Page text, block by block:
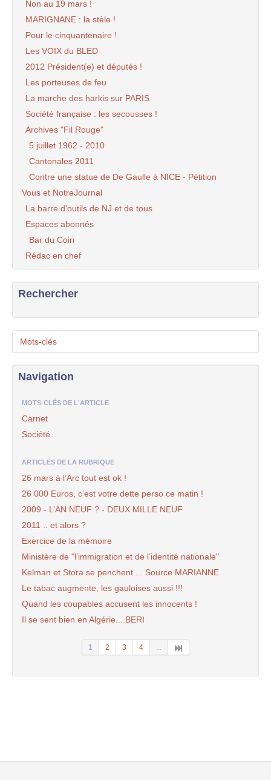
Non au 19 mars !
MARIGNANE : la stèle !
Pour le cinquantenaire !
Les VOIX du BLED
2012 Président(e) et députés !
Les porteuses de feu
La marche des harkis sur PARIS
Société française : les secousses !
Archives "Fil Rouge"
5 juillet 1962 - 2010
Cantonales 2011
Contre une statue de De Gaulle à NICE - Pétition
Vous et NotreJournal
La barre d’outils de NJ et de tous
Espaces abonnés
Bar du Coin
Rédac en chef
Rechercher
Mots-clés
Navigation
MOTS-CLÉS DE L'ARTICLE
Carnet
Société
ARTICLES DE LA RUBRIQUE
26 mars à l’Arc tout est ok !
26 000 Euros, c’est votre dette perso ce matin !
2009 - L’AN NEUF ? - DEUX MILLE NEUF
2011 .. et alors ?
Exercice de la mémoire
Ministère de "l’immigration et de l’identité nationale"
Kelman et Stora se penchent ... Source MARIANNE
Le tabac augmente, les gauloises aussi !!!
Quand les coupables accusent les innocents !
Il se sent bien en Algérie....BERI
1 2 3 4